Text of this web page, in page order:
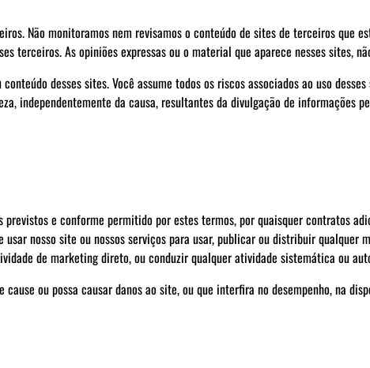
Não monitoramos nem revisamos o conteúdo de sites de terceiros que
terceiros. As opiniões expressas ou o material que aparece nesses sites,
desses sites. Você assume todos os riscos associados ao uso
independentemente da causa, resultantes da divulgação de informações
e conforme permitido por estes termos, por quaisquer contratos
nosso site ou nossos serviços para usar, publicar ou distribuir
de marketing direto, ou conduzir qualquer atividade sistemática ou
ou possa causar danos ao site, ou que interfira no desempenho, na